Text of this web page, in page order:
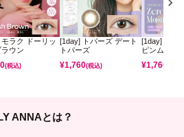
ラク ドーリッ
ウン
(税込)
[1day] トパーズ デート
トパーズ
¥1,760(税込)
[1day] ミレ
ピンムーン
¥1,760
ANNAとは？